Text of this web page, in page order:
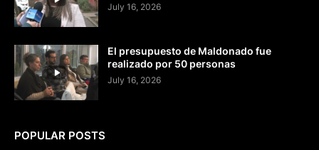
July 16, 2026
El presupuesto de Maldonado fue
realizado por 50 personas
July 16, 2026
POPULAR POSTS